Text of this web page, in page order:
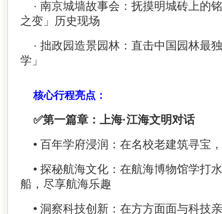
· 南京城墙故事会：抚摸明城砖上的
之变」历史现场
· 拙政园造景园林：直击中国园林最
学」
核心行程亮点：
✅第一篇章：上海·江海文明对话
• 百年学府浸润：在名校老建筑寻宝
• 探秘航海文化：在航海博物馆学打
船，尽享航海乐趣
• 洞察科技创新：在方方面面与科技